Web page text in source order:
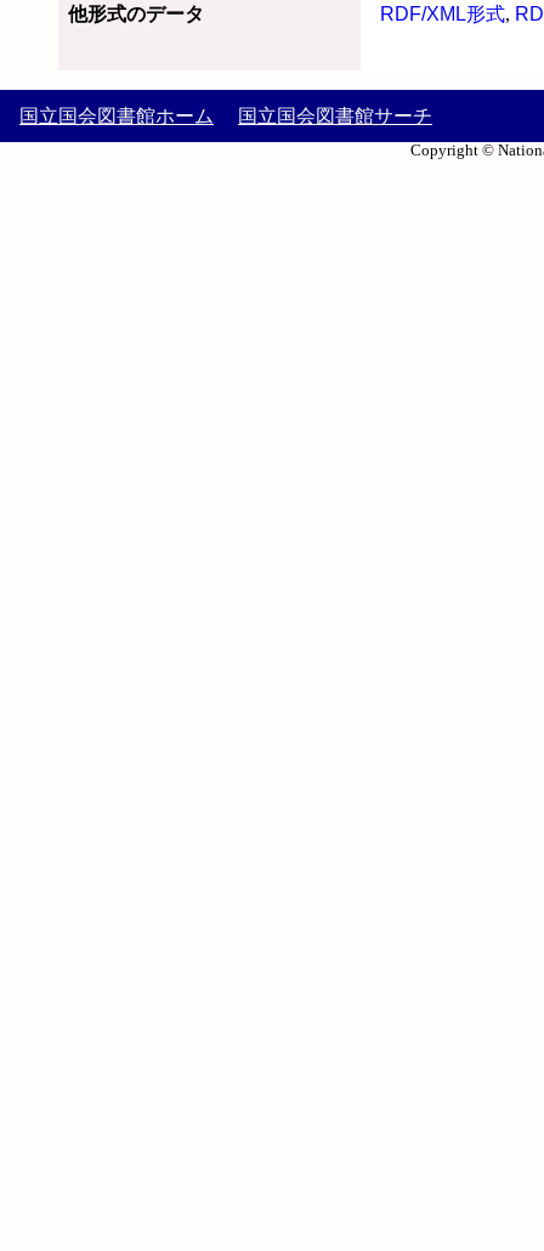
他形式のデータ RDF/XML形式,
国立国会図書館ホーム 国立国会図書館サーチ
Copyright ©